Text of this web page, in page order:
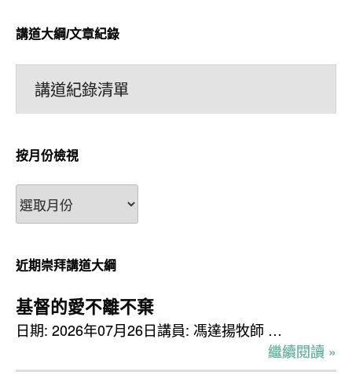
講道大綱/文章紀錄
講道紀錄清單
按月份檢視
按
月
檢
視
近期崇拜講道大綱
基督的愛不離不棄
日期: 2026年07月26日講員: 馮達揚牧師 …
繼續閱讀 »